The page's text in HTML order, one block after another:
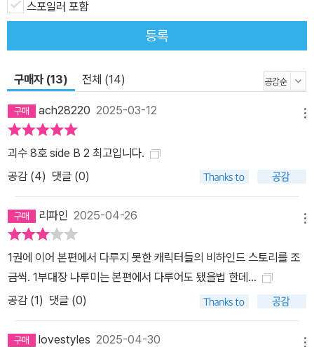
스포일러 포함
등록
구매자 (13) 전체 (14)
ach28220 2025-03-12
괴수 8호 side B 2 최고입니다.
공감 (4) 댓글 (0)
리파인 2025-04-26
1권에 이어 본편에서 다루지 못한 캐릭터들의 비하인드 스토리를 조
금씩. 1부대장 나루미는 본편에서 다루어도 됐을법 한데...
공감 (1) 댓글 (0)
lovestyles 2025-04-30